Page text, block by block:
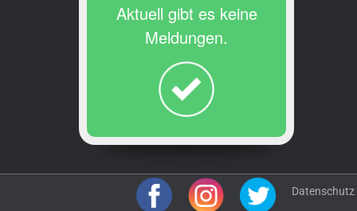
Aktuell gibt es keine
Meldungen.
Datenschutz